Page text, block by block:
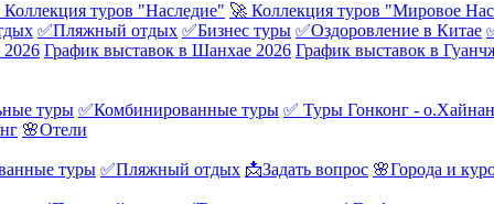
Коллекция туров "Наследие" 🚀 Коллекция туров "Мировое
✅Пляжный отдых ✅Бизнес туры ✅Оздоровление в Китае
График выставок в Шанхае 2026 График выставок в
туры ✅Комбинированные туры ✅ Туры Гонконг -
🌸Отели
туры ✅Пляжный отдых 📩Задать вопрос 🌸Города и